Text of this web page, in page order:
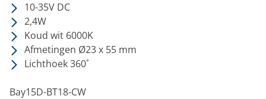
10-35V DC
2,4W
Koud wit 6000K
Afmetingen Ø23 x 55 mm
Lichthoek 360˚
Bay15D-BT18-CW